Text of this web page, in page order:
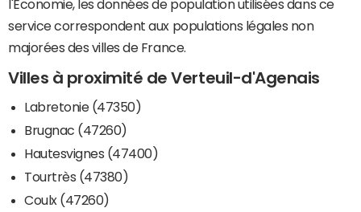
l'Economie, les données de population utilisées dans ce
service correspondent aux populations légales non
majorées des villes de France.
Villes à proximité de Verteuil-d'Agenais
Labretonie (47350)
Brugnac (47260)
Hautesvignes (47400)
Tourtrès (47380)
Coulx (47260)